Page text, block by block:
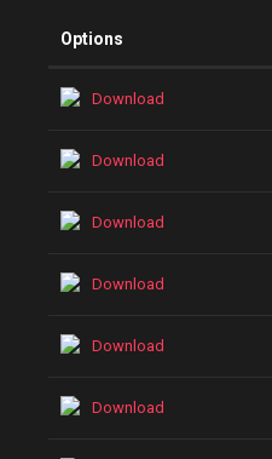
Options
Download
Download
Download
Download
Download
Download